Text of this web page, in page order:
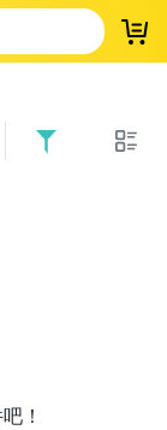
登
！